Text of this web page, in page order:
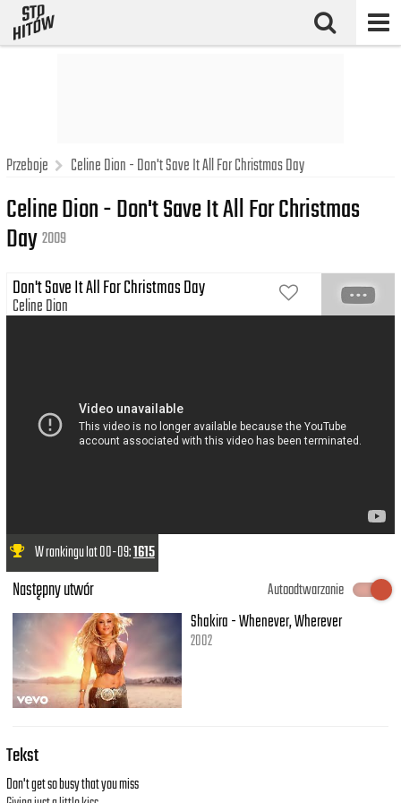
Przeboje Celine Dion - Don't Save It All For Christmas Day
Celine Dion - Don't Save It All For Christmas
Day2009
Don't Save It All For Christmas Day
Celine Dion
W rankingu lat 00-09:1615
Następny utwór
Autoodtwarzanie
Shakira - Whenever, Wherever
2002
Tekst
Don't get so busy that you miss